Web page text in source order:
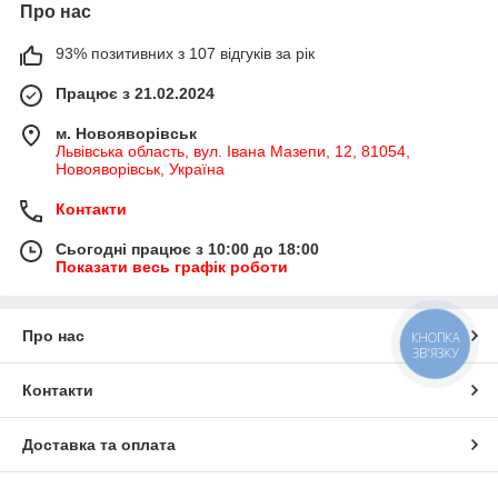
Про нас
93% позитивних з 107 відгуків за рік
Працює з 21.02.2024
м. Новояворівськ
Львівська область, вул. Івана Мазепи, 12, 81054,
Новояворівськ, Україна
Контакти
Сьогодні працює з 10:00 до 18:00
Показати весь графік роботи
Про нас
Контакти
Доставка та оплата
КНОПКА
ЗВ'ЯЗКУ